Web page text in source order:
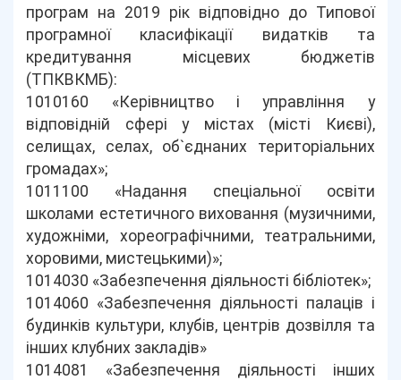
програм на 2019 рік відповідно до Типової
програмної класифікації видатків та
кредитування місцевих бюджетів
(ТПКВКМБ):
1010160 «Керівництво і управління у
відповідній сфері у містах (місті Києві),
селищах, селах, об`єднаних територіальних
громадах»;
1011100 «Надання спеціальної освіти
школами естетичного виховання (музичними,
художніми, хореографічними, театральними,
хоровими, мистецькими)»;
1014030 «Забезпечення діяльності бібліотек»;
1014060 «Забезпечення діяльності палаців i
будинків культури, клубів, центрів дозвілля та
iнших клубних закладів»
1014081 «Забезпечення діяльності інших